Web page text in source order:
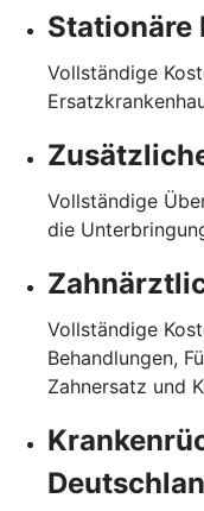
Stationäre
Vollständige
Vollständige
die
Vollständige
Behandlungen,
Zahnersatz und